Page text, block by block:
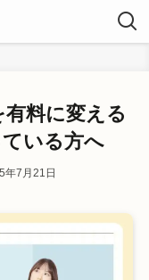
料に変える
いる方へ
年7月21日